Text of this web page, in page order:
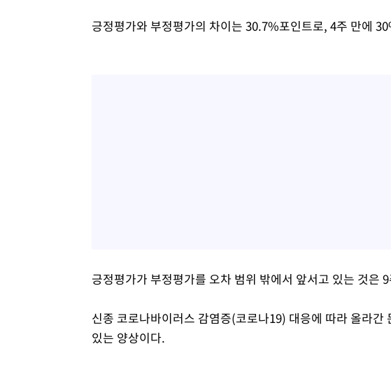
긍정평가와 부정평가의 차이는 30.7%포인트로, 4주 만에
긍정평가가 부정평가를 오차 범위 밖에서 앞서고 있는 것은
신종 코로나바이러스 감염증(코로나19) 대응에 따라 올라간
있는 양상이다.